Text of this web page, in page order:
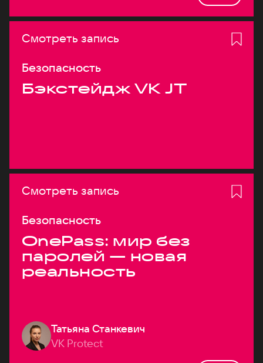
Смотреть запись
Безопасность
Бэкстейдж VK JT
Смотреть запись
Безопасность
OnePass: мир без
паролей — новая
реальность
Татьяна Станкевич
VK Protect